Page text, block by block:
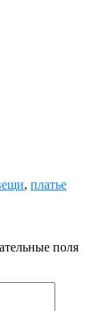
, платье
поля